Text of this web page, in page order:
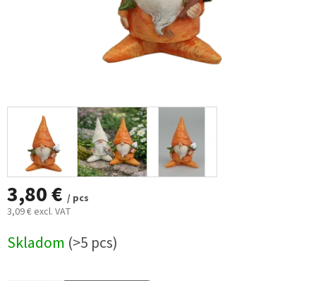
3,80 € / pcs
3,09 € excl. VAT
price:
Skladom (>5 pcs)